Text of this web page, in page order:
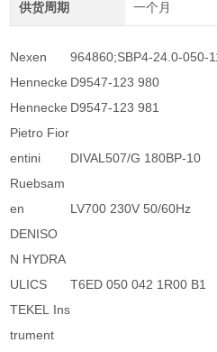
供货周期 一个月
Nexen
964860;SBP4-24.0-050-
Hennecke D9547-123 980
Hennecke D9547-123 981
Pietro Fior
entini
DIVAL507/G 180BP-10
Ruebsam
en
LV700 230V 50/60Hz
DENISO
N HYDRA
ULICS
T6ED 050 042 1R00 B1
TEKEL Ins
trument